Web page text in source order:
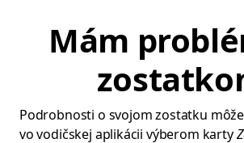
Mám
Podrobnosti o svojom zostatku
vo vodičskej aplikácii výberom karty